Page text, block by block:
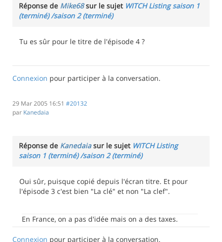
Réponse de Mike68sur le sujet WITCH Listing saison 1
(terminé) /saison 2 (terminé)
Tu es sûr pour le titre de l'épisode 4 ?
Connexion pour participer à la conversation.
29 Mar 2005 16:51 #20132
par Kanedaia
Réponse de Kanedaiasur le sujet WITCH Listing
saison 1 (terminé) /saison 2 (terminé)
Oui sûr, puisque copié depuis l'écran titre. Et pour
l'épisode 3 c'est bien "La clé" et non "La clef".
En France, on a pas d'idée mais on a des taxes.
Connexion pour participer à la conversation.